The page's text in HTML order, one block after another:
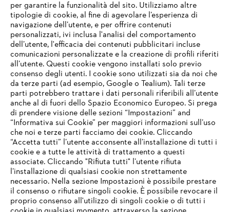
L’azienda
STIHL FAQ
Service
Termini e condizioni generali Privacy policy
IHR BROWSER WIRD NICHT
UNTERSTÜTZT
Sie nutzen einen Browser, den wir noch nicht unterstützen. Für
eine optimale Nutzung unserer Seite empfehlen wir Ihnen, zu
einem der folgenden Browser zu wechseln:
per garantire la funzionalità del sito. Utilizziamo altre
tipologie di cookie, al fine di agevolare l’esperienza di
navigazione dell’utente, e per offrire contenuti
personalizzati, ivi inclusa l'analisi del comportamento
dell’utente, l'efficacia dei contenuti pubblicitari incluse
comunicazioni personalizzate e la creazione di profili riferiti
all’utente. Questi cookie vengono installati solo previo
consenso degli utenti. I cookie sono utilizzati sia da noi che
da terze parti (ad esempio, Google o Tealium). Tali terze
parti potrebbero trattare i dati personali riferibili all’utente
anche al di fuori dello Spazio Economico Europeo. Si prega
di prendere visione delle sezioni “Impostazioni” and
“Informativa sui Cookie” per maggiori informazioni sull’uso
che noi e terze parti facciamo dei cookie. Cliccando
“Accetta tutti” l’utente acconsente all’installazione di tutti i
cookie e a tutte le attività di trattamento a questi
associate. Cliccando "Rifiuta tutti" l’utente rifiuta
l’installazione di qualsiasi cookie non strettamente
necessario. Nella sezione Impostazioni è possibile prestare
il consenso o rifiutare singoli cookie. È possibile revocare il
proprio consenso all'utilizzo di singoli cookie o di tutti i